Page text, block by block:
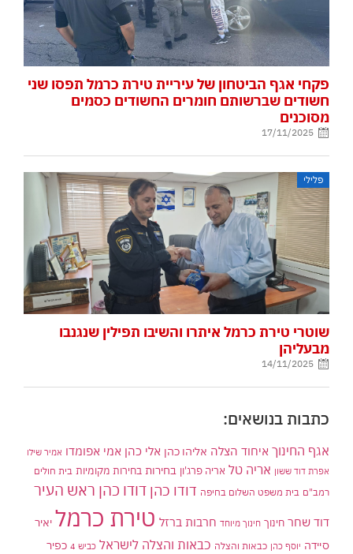
פקחי אגף הביטחון של עיריית טירת כרמל תפסו שני
חשודים שברשותם חומרים החשודים כסמים
מסוכנים
17/11/2025
פלילי
שוטרי טירת כרמל איתרו והשיבו תפילין שנגנבו
מבעליהן
14/11/2025
כתבות בנושאים:
אגף החינוך איחוד הצלה אליהו כהן אלי כהן אמי אפומדו אמיר שילו
אפרת דוד ששון אריה טל אריה פרג'ון בחירות בחירות מקומיות בית חולים
רמב"ם בית משפט השלום בחיפה דודו כהן דודו כהן ראש העיר
דוד שחר חינוך חינוך מיוחד חרבות ברזל טירת כרמל יאיר
סיידה יוסף כהן כבאות והצלה כבאות והצלה לישראל כביש 4
כפיר